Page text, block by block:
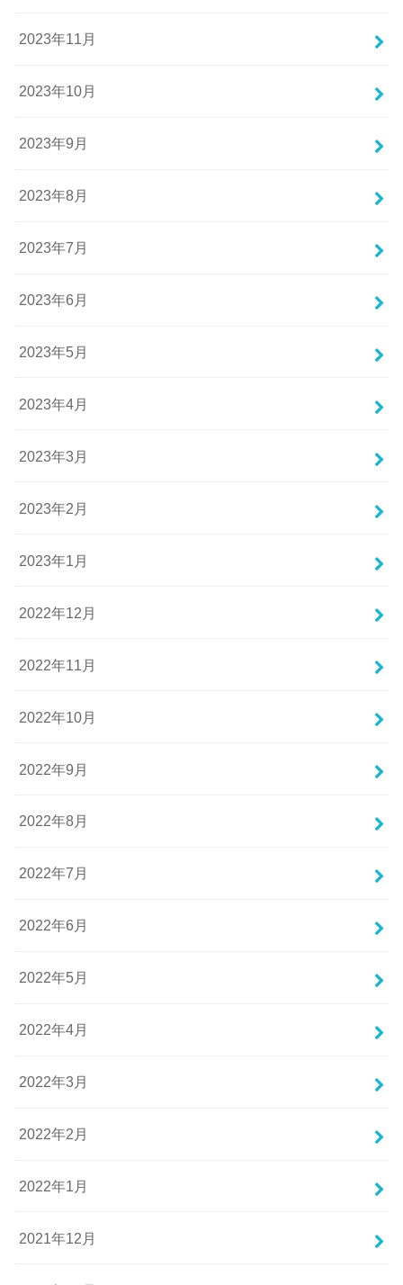
2023年11月
2023年10月
2023年9月
2023年8月
2023年7月
2023年6月
2023年5月
2023年4月
2023年3月
2023年2月
2023年1月
2022年12月
2022年11月
2022年10月
2022年9月
2022年8月
2022年7月
2022年6月
2022年5月
2022年4月
2022年3月
2022年2月
2022年1月
2021年12月